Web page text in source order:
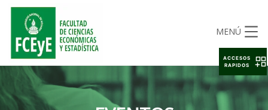
MENÚ
ACCESOS
RAPIDOS